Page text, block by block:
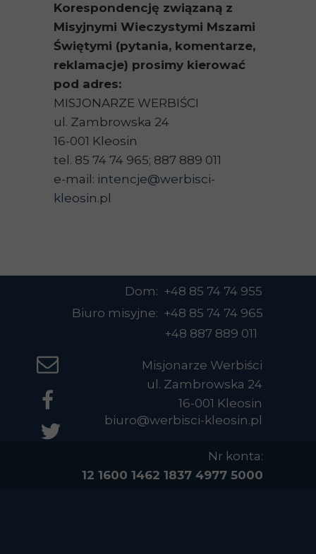
+48 887 889 011
Nr konta:
12 1600 1462 1837 4977 5000
Biuro misyjne: +48 85 74 74 965
Dom: +48 85 74 74 955
Misjonarze Werbiści
ul. Zambrowska 24
16-001 Kleosin
biuro@werbisci-kleosin.pl
Korespondencję związaną z
Misyjnymi Wieczystymi Mszami
Świętymi (pytania, komentarze,
reklamacje) prosimy kierować
pod adres:
MISJONARZE WERBIŚCI
ul. Zambrowska 24
16-001 Kleosin
tel. 85 74 74 965; 887 889 011
e-mail: intencje@werbisci-
kleosin.pl